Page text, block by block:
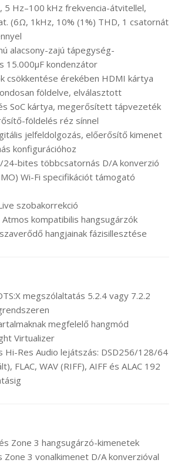
5 Hz–100 kHz frekvencia-átvitellel,
(6Ω, 1kHz, 10% (1%) THD, 1 csatornát
alacsony-zajú tápegység-
15.000µF kondenzátor
csökkentése érekében HDMI kártya
földelve, elválasztott
SoC kártya, megerősített tápvezeték
földelés réz sínnel
jelfeldolgozás, előerősítő kimenet
konfigurációhoz
24-bites többcsatornás D/A konverzió
Wi-Fi specifikációt támogató
szobakorrekció
kompatibilis hangsugárzók
hangjainak fázisillesztése
megszólaltatás 5.2.4 vagy 7.2.2
megfelelő hangmód
Virtualizer
Hi-Res Audio lejátszás: DSD256/128/64
FLAC, WAV (RIFF), AIFF és ALAC 192
Zone 3 hangsugárzó-kimenetek
Zone 3 vonalkimenet D/A konverzióval